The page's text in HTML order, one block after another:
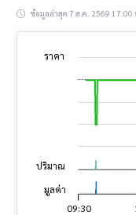
ข้อมูลล่าสุด 7 ส.ค. 2569
L
04:30
02:00
23:30
07:00
21:30
19:00
19:30
09:30
ราคา
ปริมาณ
มูลค่า